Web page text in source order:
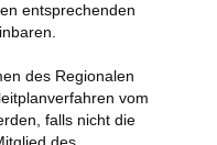
entsprechenden
des Regionalen
vom
falls nicht die